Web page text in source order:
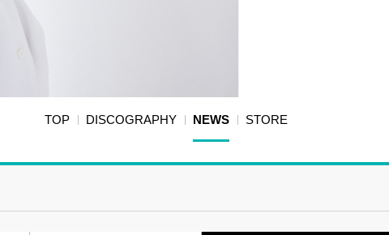
TOP DISCOGRAPHY NEWS STORE